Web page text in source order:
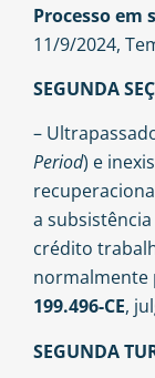
Processo em
11/9/2024,
SEGUNDA
–
Period) e
a
crédito
normalmente
199.496-CE,
SEGUNDA